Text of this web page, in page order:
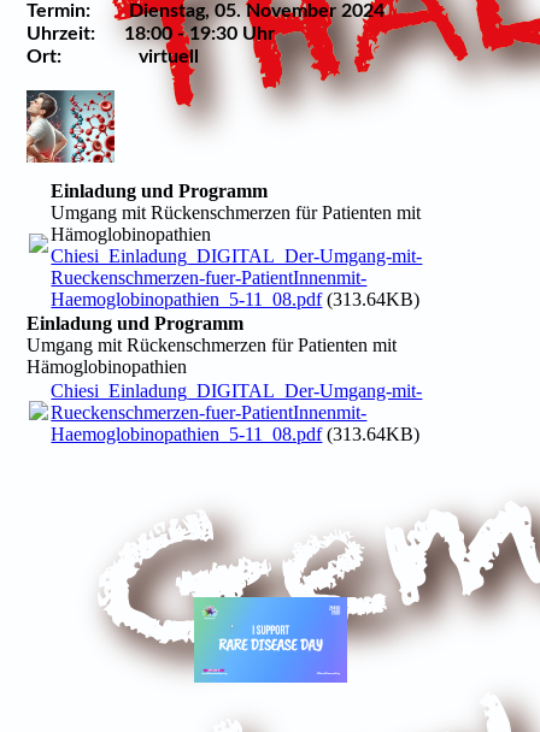
Termin: Dienstag, 05. November 2024
Uhrzeit: 18:00 - 19:30 Uhr
Ort: virtuell
Einladung und Programm
Umgang mit Rückenschmerzen für Patienten mit
Hämoglobinopathien
Chiesi_Einladung_DIGITAL_Der-Umgang-mit-
Rueckenschmerzen-fuer-PatientInnenmit-
Haemoglobinopathien_5-11_08.pdf(313.64KB)
Einladung und Programm
Umgang mit Rückenschmerzen für Patienten mit
Hämoglobinopathien
Chiesi_Einladung_DIGITAL_Der-Umgang-mit-
Rueckenschmerzen-fuer-PatientInnenmit-
Haemoglobinopathien_5-11_08.pdf(313.64KB)